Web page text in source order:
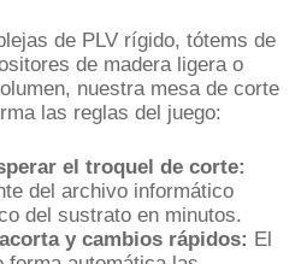
de PLV rígido, tótems de
de madera ligera o
nuestra mesa de corte
las reglas del juego:
el troquel de corte:
del archivo informático
del sustrato en minutos.
y cambios rápidos: El